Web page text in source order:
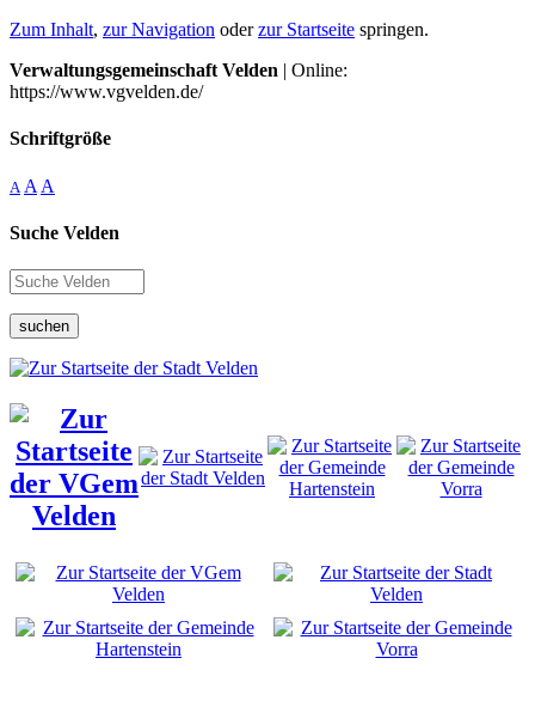
Zum Inhalt, zur Navigation oderzur Startseite springen.
Verwaltungsgemeinschaft Velden | Online:
https://www.vgvelden.de/
Schriftgröße
A A A
Suche Velden
suchen